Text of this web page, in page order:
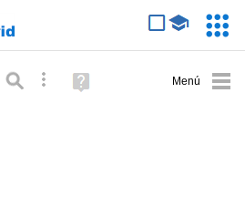
Búsqueda avanzada
Ayuda
(en